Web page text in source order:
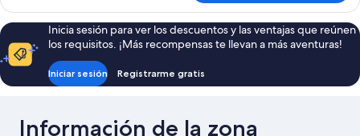
individual
Inicia sesión para ver los descuentos y las ventajas que reúnen
los requisitos. ¡Más recompensas te llevan a más aventuras!
Iniciar sesión Registrarme gratis
Información de la zona